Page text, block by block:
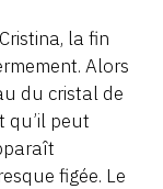
la fin
Alors
du cristal de
qu’il peut
figée. Le